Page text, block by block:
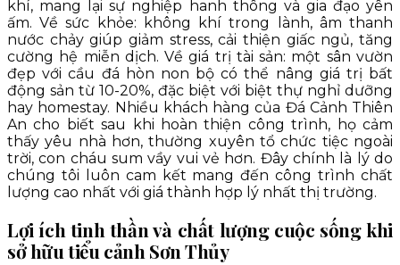
khí, mang lại sự nghiệp hanh thông và gia đạo yên
ấm. Về sức khỏe: không khí trong lành, âm thanh
nước chảy giúp giảm stress, cải thiện giấc ngủ, tăng
cường hệ miễn dịch. Về giá trị tài sản: một sân vườn
đẹp với cầu đá hòn non bộ có thể nâng giá trị bất
động sản từ 10-20%, đặc biệt với biệt thự nghỉ dưỡng
hay homestay. Nhiều khách hàng của Đá Cảnh Thiên
An cho biết sau khi hoàn thiện công trình, họ cảm
thấy yêu nhà hơn, thường xuyên tổ chức tiệc ngoài
trời, con cháu sum vầy vui vẻ hơn. Đây chính là lý do
chúng tôi luôn cam kết mang đến công trình chất
lượng cao nhất với giá thành hợp lý nhất thị trường.
Lợi ích tinh thần và chất lượng cuộc sống khi
sở hữu tiểu cảnh Sơn Thủy